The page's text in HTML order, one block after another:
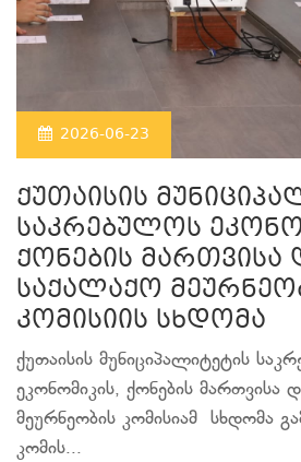
2026-06-23
ქუთაისის
საკრებულოს
ქონების მართვისა
საქალაქო
კომისიის სხდომა
ქუთაისის მუნიციპალიტეტის
ეკონომიკის, ქონების მართვისა
მეურნეობის კომისიამ სხდომა
კომის...